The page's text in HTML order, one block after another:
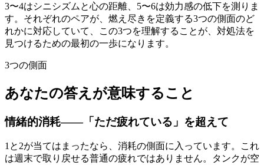
3〜4はシニシズムと心の距離、5〜6は効力感の低下を測りま
す。それぞれのペアが、燃え尽きを定義する3つの側面のど
れかに対応していて、この3つを理解することが、対処法を
見つけるための最初の一歩になります。
3つの側面
あなたの答えが意味すること
情緒的消耗——「ただ疲れている」を超えて
1と2が当てはまったなら、消耗の側面に入っています。これ
は週末で取り戻せる普通の疲れではありません。タンクが空